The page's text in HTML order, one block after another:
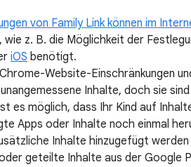
von Family Link können im
z. B. die Möglichkeit der
iOS benötigt.
Website-Einschränkungen
Inhalte, doch sie
es möglich, dass Ihr Kind auf
Apps oder Inhalte noch einmal
Inhalte hinzugefügt
geteilte Inhalte aus der Google